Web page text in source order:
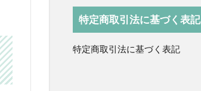
特定商取引法に基づく表記
特定商取引法に基づく表記